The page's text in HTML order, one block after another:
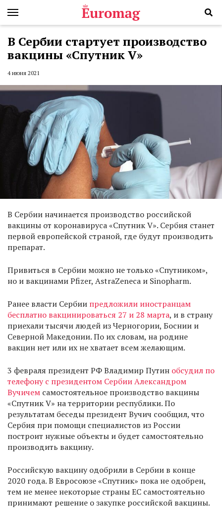
В Сербии стартует производство
вакцины «Спутник V»
4 июня 2021
В Сербии начинается производство российской
вакцины от коронавируса «Спутник V». Сербия станет
первой европейской страной, где будут производить
препарат.
Привиться в Сербии можно не только «Спутником»,
но и вакцинами Pfizer, AstraZeneca и Sinopharm.
Ранее власти Сербии предложили иностранцам
бесплатно вакцинироваться 27 и 28 марта, и в страну
приехали тысячи людей из Черногории, Боснии и
Северной Македонии. По их словам, на родине
вакцин нет или их не хватает всем желающим.
3 февраля президент РФ Владимир Путин обсудил по
телефону с президентом Сербии Александром
Вучичем самостоятельное производство вакцины
«Спутник V» на территории республики. По
результатам беседы президент Вучич сообщил, что
Сербия при помощи специалистов из России
построит нужные объекты и будет самостоятельно
производить вакцину.
Российскую вакцину одобрили в Сербии в конце
2020 года. В Евросоюзе «Спутник» пока не одобрен,
тем не менее некоторые страны ЕС самостоятельно
принимают решение о закупке российской вакцины.